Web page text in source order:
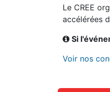
Le CREE
accélérées
Si
Voir nos